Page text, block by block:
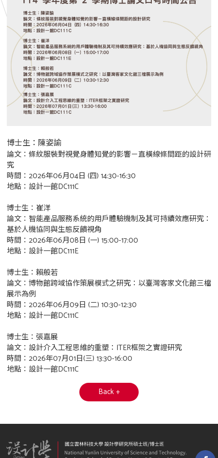
博士生：陳姿諭
論文：條紋服裝對視覺身體知覺的影響－直橫線條間距的設計研
究
時間：2026年06月04日 (四) 14:30-16:30
地點：設計一館DC111C
博士生：崔洋
論文：智能產品服務系統的用戶體驗機制及其可持續效應研究：
基於人機協同與生態反饋視角
時間：2026年06月08日 (一) 15:00-17:00
地點：設計一館DC111E
博士生：賴般若
論文：博物館跨域協作策展模式之研究：以臺灣客家文化館三檔
展示為例
時間：2026年06月09日 (二) 10:30-12:30
地點：設計一館DC111C
博士生：張嘉展
論文：設計介入工程思維的重塑：ITER框架之實證研究
時間：2026年07月01日(三) 13:30-16:00
地點：設計一館DC111C
Back +